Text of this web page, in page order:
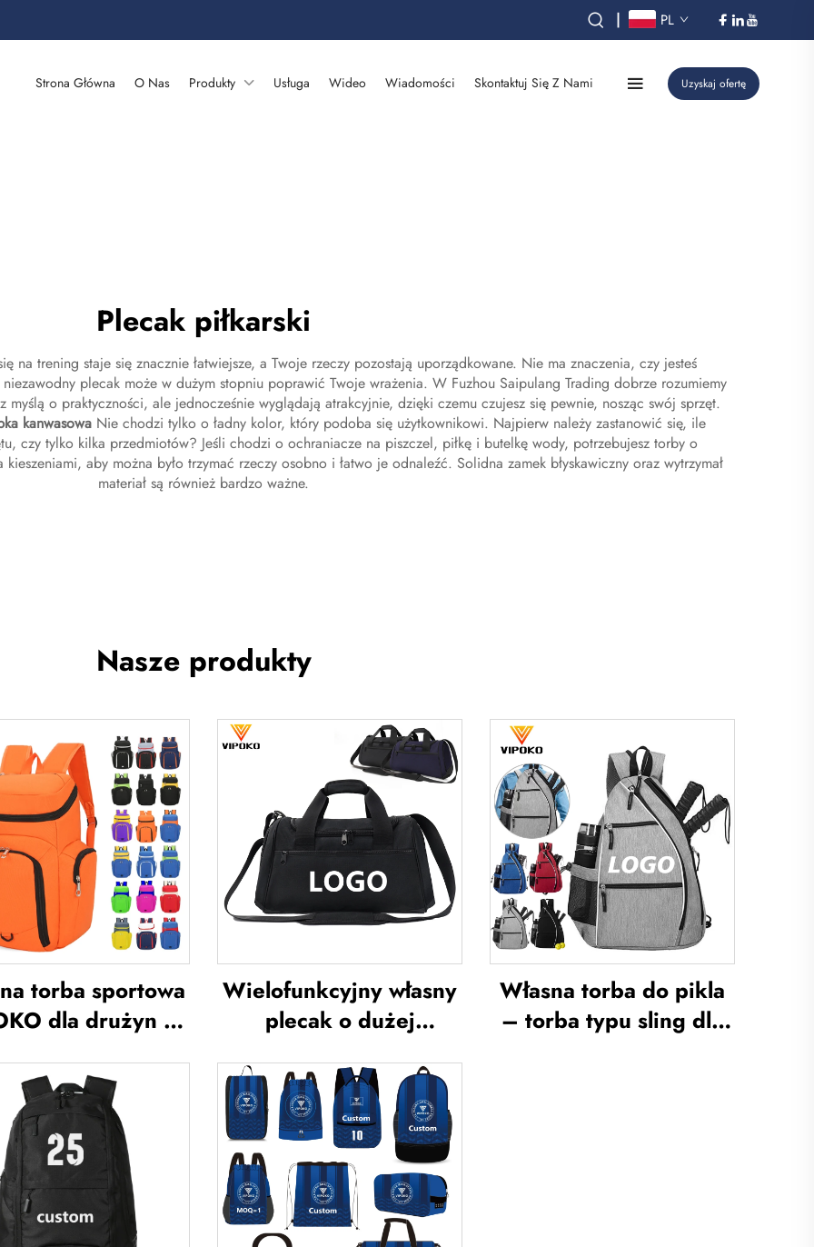
| PL
Strona Główna O Nas Produkty Usługa Wideo Wiadomości Skontaktuj Się Z Nami Uzyskaj ofertę
Plecak piłkarski
na trening staje się znacznie łatwiejsze, a Twoje rzeczy pozostają uporządkowane. Nie ma znaczenia, czy jesteś
plecak może w dużym stopniu poprawić Twoje wrażenia. W Fuzhou Saipulang Trading dobrze rozumiemy
o praktyczności, ale jednocześnie wyglądają atrakcyjnie, dzięki czemu czujesz się pewnie, nosząc swój sprzęt.
kanwasowa Nie chodzi tylko o ładny kolor, który podoba się użytkownikowi. Najpierw należy zastanowić się, ile
czy tylko kilka przedmiotów? Jeśli chodzi o ochraniacze na piszczel, piłkę i butelkę wody, potrzebujesz torby o
aby można było trzymać rzeczy osobno i łatwo je odnaleźć. Solidna zamek błyskawiczny oraz wytrzymał
materiał są również bardzo ważne.
Nasze produkty
torba sportowa
dla drużyn –
z logo,
codzienna torba
sportowa do
podróżna
do koszykówki
Wielofunkcyjny własny
plecak o dużej
sportowa do siłowni dla
kobiet i mężczyzn,
wodoodporna, z
przestrzenią na buty,
torba podróżna typu
duffel
Własna torba do pikla
– torba typu sling dla